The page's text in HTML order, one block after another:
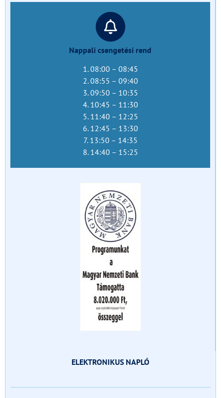
Nappali csengetési rend
1. 08:00 – 08:45
2. 08:55 – 09:40
3. 09:50 – 10:35
4. 10:45 – 11:30
5. 11:40 – 12:25
6. 12:45 – 13:30
7. 13:50 – 14:35
8. 14:40 – 15:25
ELEKTRONIKUS NAPLÓ